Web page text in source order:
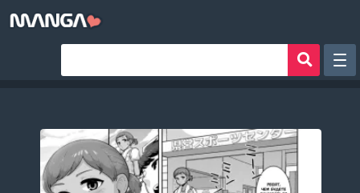
Авторы
Аниме хентай